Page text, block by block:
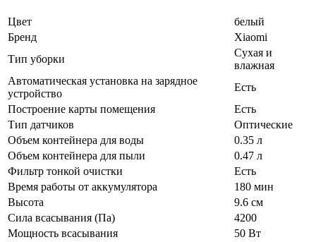
Цвет
белый
Бренд
Xiaomi
Тип уборки
Сухая и
влажная
Автоматическая установка на зарядное
устройство
Есть
Построение карты помещения
Есть
Тип датчиков
Оптические
Объем контейнера для воды
0.35 л
Объем контейнера для пыли
0.47 л
Фильтр тонкой очистки
Есть
Время работы от аккумулятора
180 мин
Высота
9.6 см
Сила всасывания (Па)
4200
Мощность всасывания
50 Вт